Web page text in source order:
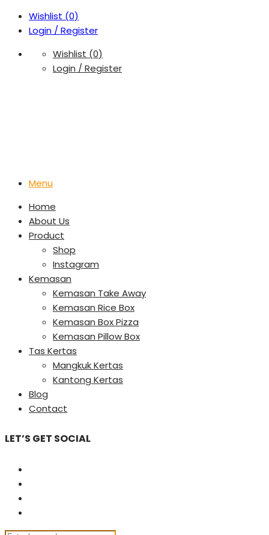
Wishlist (0)
Login / Register
Wishlist (0)
Login / Register
Menu
Home
About Us
Product
Shop
Instagram
Kemasan
Kemasan Take Away
Kemasan Rice Box
Kemasan Box Pizza
Kemasan Pillow Box
Tas Kertas
Mangkuk Kertas
Kantong Kertas
Blog
Contact
LET’S GET SOCIAL